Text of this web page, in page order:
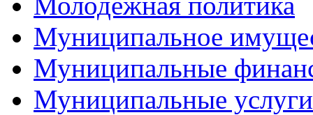
Муниципальное
Муниципальные
Муниципальные услуги